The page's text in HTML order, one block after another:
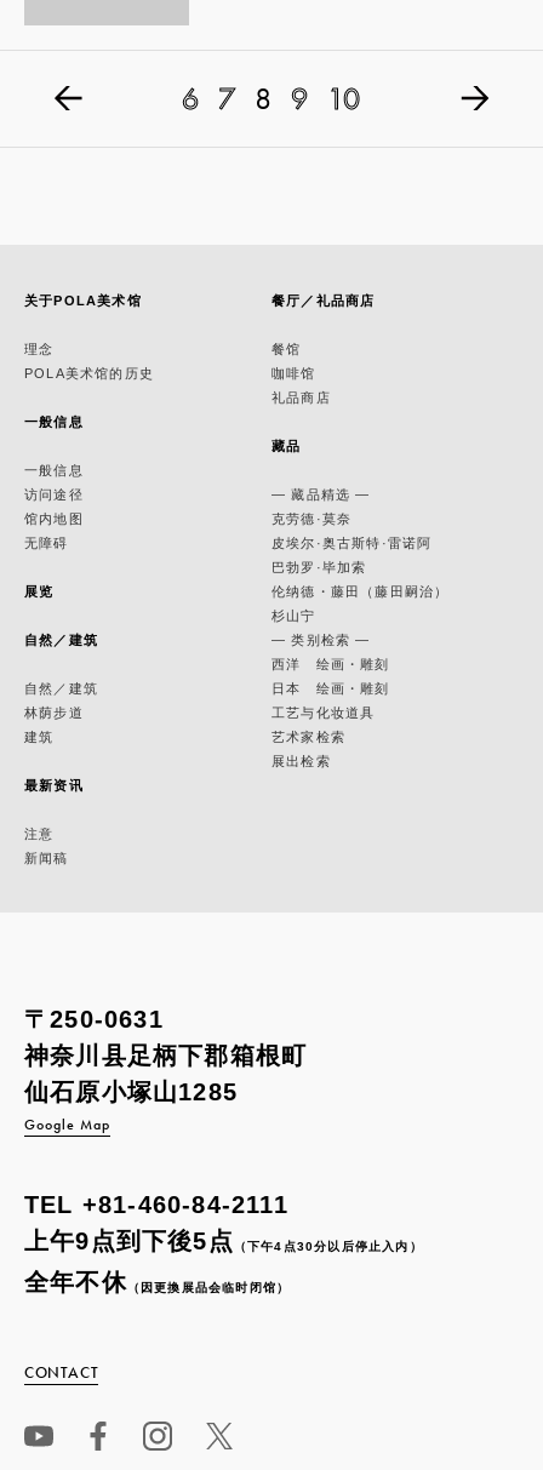
6 7 8 9 10
关于POLA美术馆
理念
POLA美术馆的历史
一般信息
一般信息
访问途径
馆内地图
无障碍
展览
自然／建筑
自然／建筑
林荫步道
建筑
最新资讯
注意
新闻稿
餐厅／礼品商店
餐馆
咖啡馆
礼品商店
藏品
— 藏品精选 —
克劳德·莫奈
皮埃尔·奥古斯特·雷诺阿
巴勃罗·毕加索
伦纳德・藤田（藤田嗣治）
杉山宁
— 类别检索 —
西洋 绘画・雕刻
日本 绘画・雕刻
工艺与化妆道具
艺术家检索
展出检索
〒250-0631
神奈川县足柄下郡箱根町
仙石原小塚山1285
Google Map
TEL +81-460-84-2111
上午9点到下後5点
（下午4点30分以后停止入内）
全年不休（因更換展品会临时闭馆）
CONTACT